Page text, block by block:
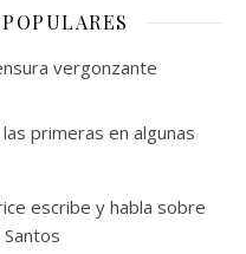
vergonzante
primeras en algunas
escribe y habla sobre